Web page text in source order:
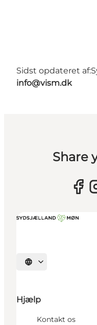
Sidst opdateret af:
info@vism.dk
Share
Vælg sprog
Hjælp
Kontakt os